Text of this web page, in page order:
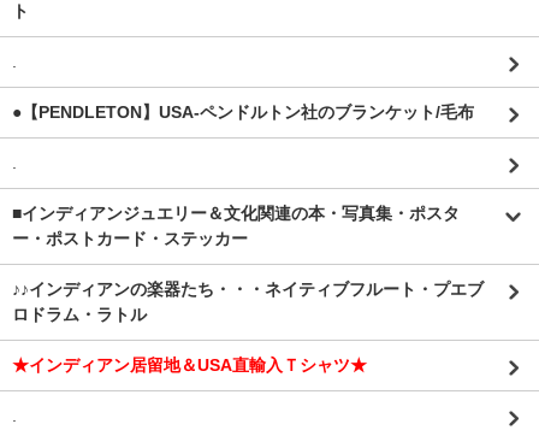
ト
.
●【PENDLETON】USA-ペンドルトン社のブランケット/毛布
.
■インディアンジュエリー＆文化関連の本・写真集・ポスタ
ー・ポストカード・ステッカー
♪♪インディアンの楽器たち・・・ネイティブフルート・プエブ
ロドラム・ラトル
★インディアン居留地＆USA直輸入Ｔシャツ★
.